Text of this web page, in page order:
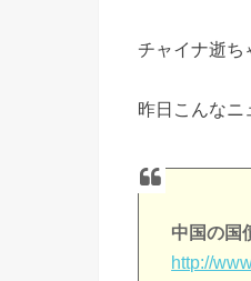
チャイナ逝ち
昨日こんなニ
中国の国
http://